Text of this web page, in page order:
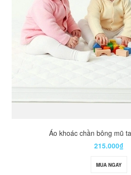
Áo khoác chần bông mũ
215.000₫
MUA NGAY